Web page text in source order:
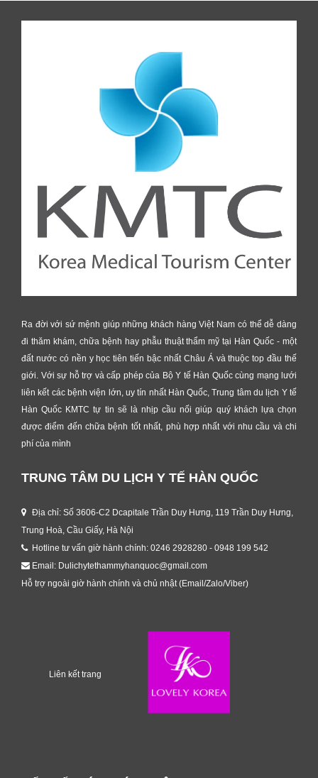
Ra đời với sứ mệnh giúp những khách hàng Việt Nam có thể dễ dàng
đi thăm khám, chữa bệnh hay phẫu thuật thẩm mỹ tại Hàn Quốc - một
đất nước có nền y học tiên tiến bậc nhất Châu Á và thuộc top đầu thế
giới. Với sự hỗ trợ và cấp phép của Bộ Y tế Hàn Quốc cùng mạng lưới
liên kết các bệnh viện lớn, uy tín nhất Hàn Quốc, Trung tâm du lịch Y tế
Hàn Quốc KMTC tự tin sẽ là nhịp cầu nối giúp quý khách lựa chọn
được điểm đến chữa bệnh tốt nhất, phù hợp nhất với nhu cầu và chi
phí của mình
TRUNG TÂM DU LỊCH Y TẾ HÀN QUỐC
Địa chỉ: Số 3606-C2 Dcapitale Trần Duy Hưng, 119 Trần Duy Hưng,
Trung Hoà, Cầu Giấy, Hà Nội
Hotline tư vấn giờ hành chính: 0246 2928280 - 0948 199 542
Email: Dulichytethammyhanquoc@gmail.com
Hỗ trợ ngoài giờ hành chính và chủ nhật (Email/Zalo/Viber)
Liên kết trang